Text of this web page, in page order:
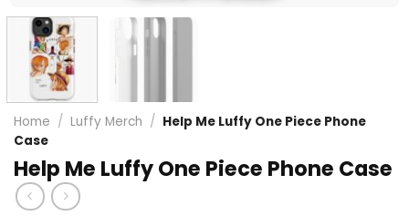
Home / Luffy Merch / Help Me Luffy One Piece Phone
Case
Help Me Luffy One Piece Phone Case